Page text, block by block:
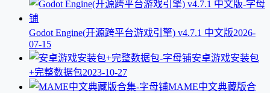
Godot Engine(开源跨平台游戏引擎) v4.7.1 中文版2026-
07-15
安卓游戏安装包
+完整数据包2023-10-27
MAME中文典藏版合